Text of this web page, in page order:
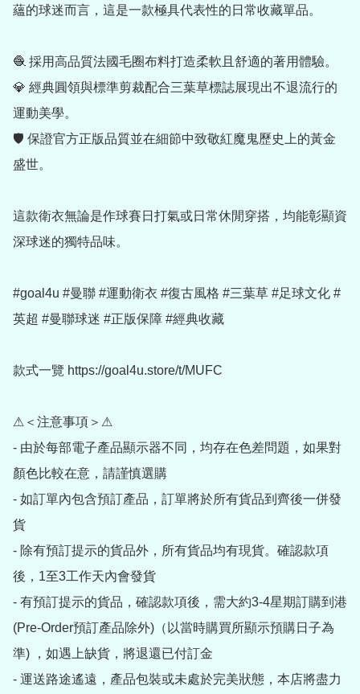
蘊的球迷而言，這是一款極具代表性的日常收藏單品。
🧶 採用高品質法國毛圈布料打造柔軟且舒適的著用體驗。
💎 經典圓領與標準剪裁配合三葉草標誌展現出不退流行的
運動美學。
🛡️ 保證官方正版品質並在細節中致敬紅魔鬼歷史上的黃金
盛世。
這款衛衣無論是作球賽日打氣或日常休閒穿搭，均能彰顯資
深球迷的獨特品味。
#goal4u #曼聯 #運動衛衣 #復古風格 #三葉草 #足球文化 #
英超 #曼聯球迷 #正版保障 #經典收藏
款式一覽 https://goal4u.store/t/MUFC
⚠＜注意事項＞⚠
- 由於每部電子產品顯示器不同，均存在色差問題，如果對
顏色比較在意，請謹慎選購
- 如訂單內包含預訂產品，訂單將於所有貨品到齊後一併發
貨
- 除有預訂提示的貨品外，所有貨品均有現貨。確認款項
後，1至3工作天內會發貨
- 有預訂提示的貨品，確認款項後，需大約3-4星期訂購到港
(Pre-Order預訂產品除外)（以當時購買所顯示預購日子為
準) ，如遇上缺貨，將退還已付訂金
- 運送路途遙遠，產品包裝或未處於完美狀態，本店將盡力